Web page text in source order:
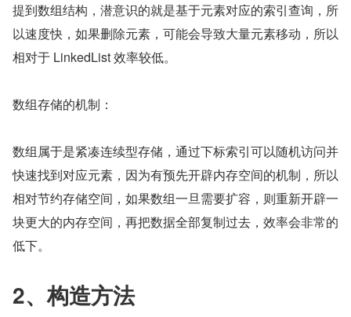
提到数组结构，潜意识的就是基于元素对应的索引查询，所
以速度快，如果删除元素，可能会导致大量元素移动，所以
相对于 LinkedList 效率较低。
数组存储的机制：
数组属于是紧凑连续型存储，通过下标索引可以随机访问并
快速找到对应元素，因为有预先开辟内存空间的机制，所以
相对节约存储空间，如果数组一旦需要扩容，则重新开辟一
块更大的内存空间，再把数据全部复制过去，效率会非常的
低下。
2、构造方法